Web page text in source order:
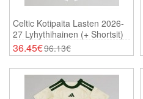
Celtic Kotipaita Lasten 2026-
27 Lyhythihainen (+ Shortsit)
36.45€96.13€